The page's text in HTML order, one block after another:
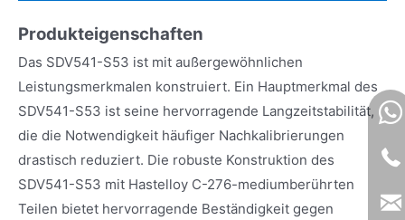
Produkteigenschaften
Das SDV541-S53 ist mit außergewöhnlichen
Leistungsmerkmalen konstruiert. Ein Hauptmerkmal des
SDV541-S53 ist seine hervorragende Langzeitstabilität,
die die Notwendigkeit häufiger Nachkalibrierungen
drastisch reduziert. Die robuste Konstruktion des
SDV541-S53 mit Hastelloy C-276-mediumberührten
Teilen bietet hervorragende Beständigkeit gegen